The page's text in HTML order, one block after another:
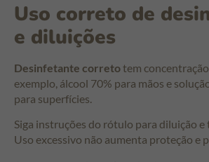
Uso correto de
e diluições
Desinfetante corretotem
exemplo, álcool 70% para mãos e
para superfícies.
Siga instruções do rótulo para diluição e
Uso excessivo não aumenta proteção e